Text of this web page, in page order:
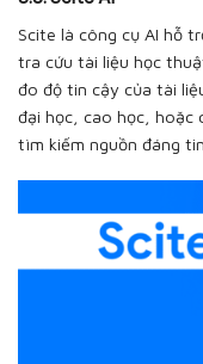
Scite là công cụ AI hỗ
tra cứu tài liệu học
đo độ tin cậy của tài
đại học, cao học, hoặc
tìm kiếm nguồn đáng